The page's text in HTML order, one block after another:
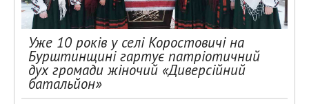
Уже 10 років у селі Коростовичі на
Бурштинщині гартує патріотичний
дух громади жіночий «Диверсійний
батальйон»